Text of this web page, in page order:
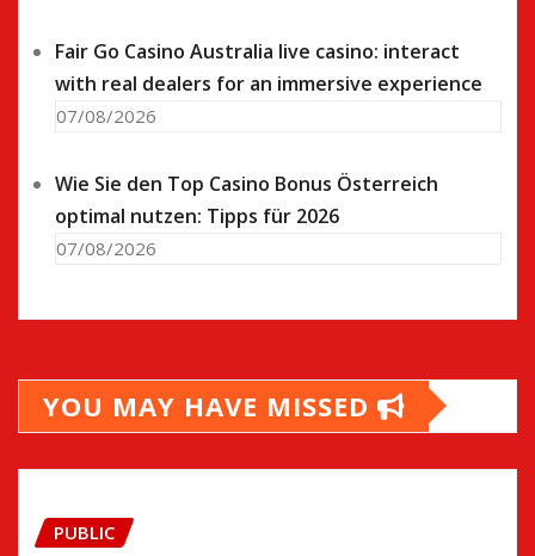
Fair Go Casino Australia live casino: interact
with real dealers for an immersive experience
07/08/2026
Wie Sie den Top Casino Bonus Österreich
optimal nutzen: Tipps für 2026
07/08/2026
YOU MAY HAVE MISSED
PUBLIC